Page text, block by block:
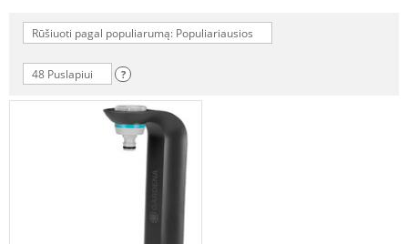
Rūšiuoti pagal populiarumą: Populiariausios
48 Puslapiui ?